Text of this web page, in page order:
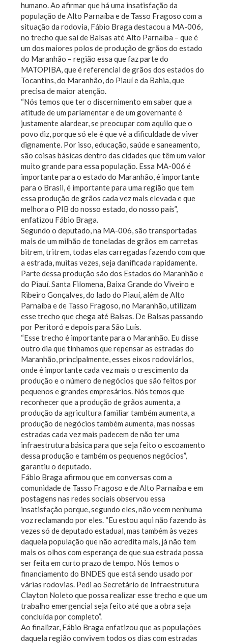
humano. Ao afirmar que há uma insatisfação da
população de Alto Parnaíba e de Tasso Fragoso com a
situação da rodovia, Fábio Braga destacou a MA-006,
no trecho que sai de Balsas até Alto Parnaíba – que é
um dos maiores polos de produção de grãos do estado
do Maranhão – região essa que faz parte do
MATOPIBA, que é referencial de grãos dos estados do
Tocantins, do Maranhão, do Piauí e da Bahia, que
precisa de maior atenção.
“Nós temos que ter o discernimento em saber que a
atitude de um parlamentar e de um governante é
justamente alardear, se preocupar com aquilo que o
povo diz, porque só ele é que vê a dificuldade de viver
dignamente. Por isso, educação, saúde e saneamento,
são coisas básicas dentro das cidades que têm um valor
muito grande para essa população. Essa MA-006 é
importante para o estado do Maranhão, é importante
para o Brasil, é importante para uma região que tem
essa produção de grãos cada vez mais elevada e que
melhora o PIB do nosso estado, do nosso país”,
enfatizou Fábio Braga.
Segundo o deputado, na MA-006, são transportadas
mais de um milhão de toneladas de grãos em carretas
bitrem, tritrem, todas elas carregadas fazendo com que
a estrada, muitas vezes, seja danificada rapidamente.
Parte dessa produção são dos Estados do Maranhão e
do Piauí. Santa Filomena, Baixa Grande do Viveiro e
Ribeiro Gonçalves, do lado do Piauí, além de Alto
Parnaíba e de Tasso Fragoso, no Maranhão, utilizam
esse trecho que chega até Balsas. De Balsas passando
por Peritoró e depois para São Luís.
“Esse trecho é importante para o Maranhão. Eu disse
outro dia que tínhamos que repensar as estradas do
Maranhão, principalmente, esses eixos rodoviários,
onde é importante cada vez mais o crescimento da
produção e o número de negócios que são feitos por
pequenos e grandes empresários. Nós temos que
reconhecer que a produção de grãos aumenta, a
produção da agricultura familiar também aumenta, a
produção de negócios também aumenta, mas nossas
estradas cada vez mais padecem de não ter uma
infraestrutura básica para que seja feito o escoamento
dessa produção e também os pequenos negócios”,
garantiu o deputado.
Fábio Braga afirmou que em conversas com a
comunidade de Tasso Fragoso e de Alto Parnaíba e em
postagens nas redes sociais observou essa
insatisfação porque, segundo eles, não veem nenhuma
voz reclamando por eles. “Eu estou aqui não fazendo às
vezes só de deputado estadual, mas também às vezes
daquela população que não acredita mais, já não tem
mais os olhos com esperança de que sua estrada possa
ser feita em curto prazo de tempo. Nós temos o
financiamento do BNDES que está sendo usado por
várias rodovias. Pedi ao Secretário de Infraestrutura
Clayton Noleto que possa realizar esse trecho e que um
trabalho emergencial seja feito até que a obra seja
concluída por completo”.
Ao finalizar, Fábio Braga enfatizou que as populações
daquela região convivem todos os dias com estradas